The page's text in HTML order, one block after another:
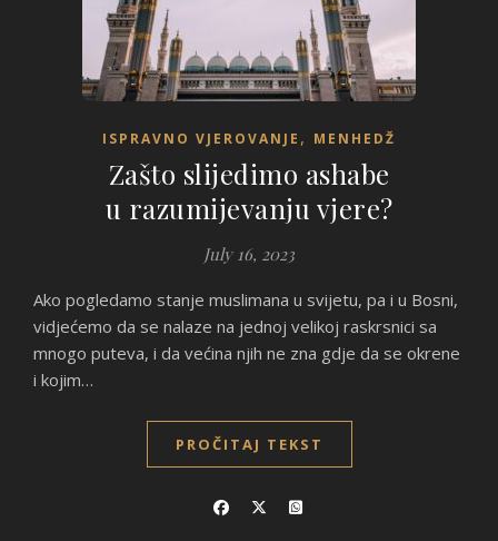
ISPRAVNO VJEROVANJE , MENHEDŽ
Zašto slijedimo ashabe
u razumijevanju vjere?
July 16, 2023
Ako pogledamo stanje muslimana u svijetu, pa i u Bosni,
vidjećemo da se nalaze na jednoj velikoj raskrsnici sa
mnogo puteva, i da većina njih ne zna gdje da se okrene
i kojim…
PROČITAJ TEKST